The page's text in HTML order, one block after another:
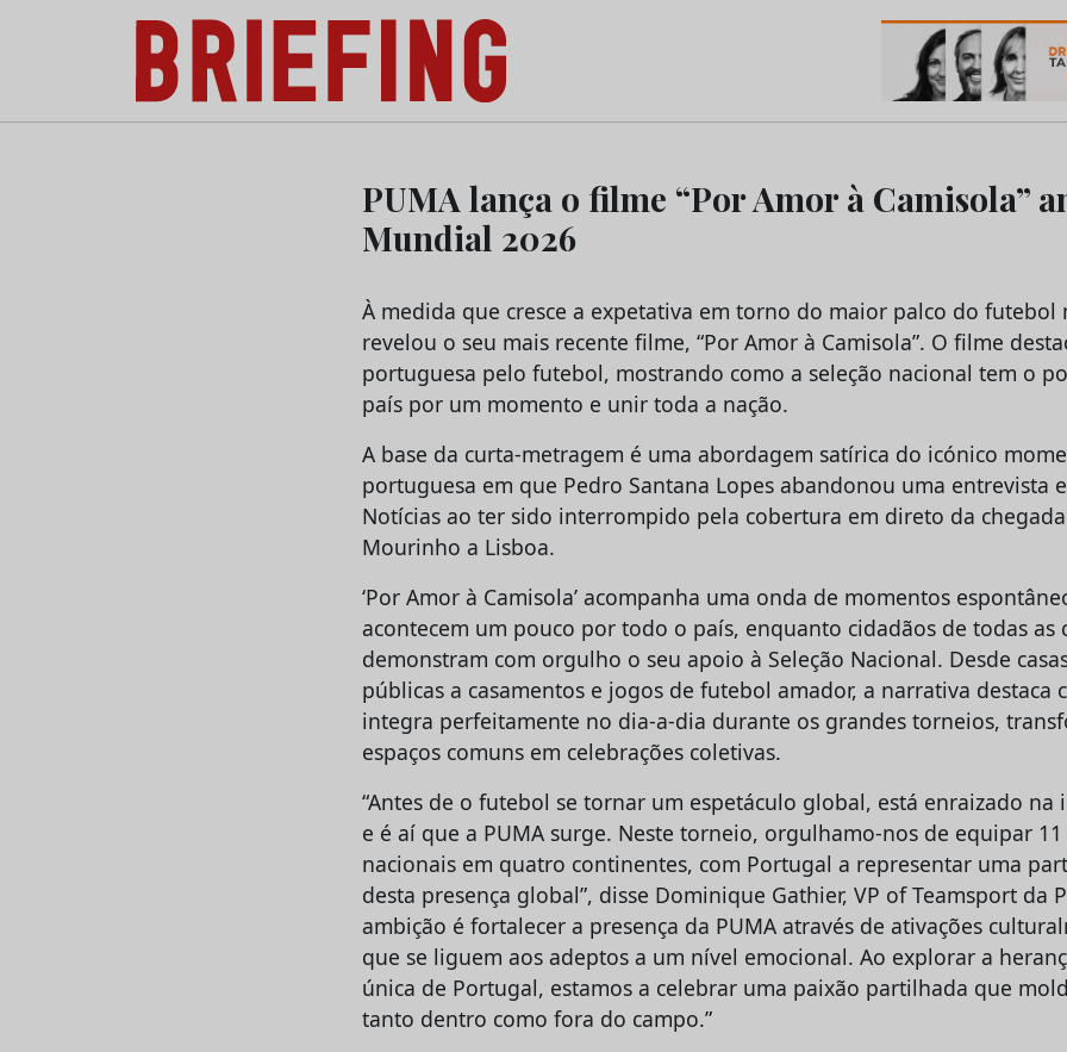
Briefing: Todas as notícias sobre os negócios do Marketing e da Publicidade
PUMA lança o filme “Por Amor à Camisola”
Mundial 2026
À medida que cresce a expetativa em torno do maior palco do futebol
revelou o seu mais recente filme, “Por Amor à Camisola”. O filme
portuguesa pelo futebol, mostrando como a seleção nacional tem o
país por um momento e unir toda a nação.
A base da curta-metragem é uma abordagem satírica do icónico
portuguesa em que Pedro Santana Lopes abandonou uma entrevista
Notícias ao ter sido interrompido pela cobertura em direto da chegada
Mourinho a Lisboa.
‘Por Amor à Camisola’ acompanha uma onda de momentos
acontecem um pouco por todo o país, enquanto cidadãos de todas as
demonstram com orgulho o seu apoio à Seleção Nacional. Desde
públicas a casamentos e jogos de futebol amador, a narrativa destaca
integra perfeitamente no dia-a-dia durante os grandes torneios,
espaços comuns em celebrações coletivas.
“Antes de o futebol se tornar um espetáculo global, está enraizado na
e é aí que a PUMA surge. Neste torneio, orgulhamo-nos de equipar 11
nacionais em quatro continentes, com Portugal a representar uma
desta presença global”, disse Dominique Gathier, VP of Teamsport da
ambição é fortalecer a presença da PUMA através de ativações
que se liguem aos adeptos a um nível emocional. Ao explorar a
única de Portugal, estamos a celebrar uma paixão partilhada que
tanto dentro como fora do campo.”